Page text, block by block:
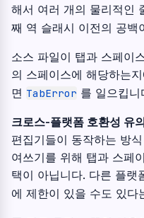
해서 여러 개의 물리적인
째 역 슬래시 이전의 공백
소스 파일이 탭과 스페이
의 스페이스에 해당하는
면 TabError 를 일으킵니
크로스-플랫폼 호환성 유
편집기들이 동작하는 방
여쓰기를 위해 탭과 스페
택이 아닙니다. 다른 플랫
에 제한이 있을 수도 있다